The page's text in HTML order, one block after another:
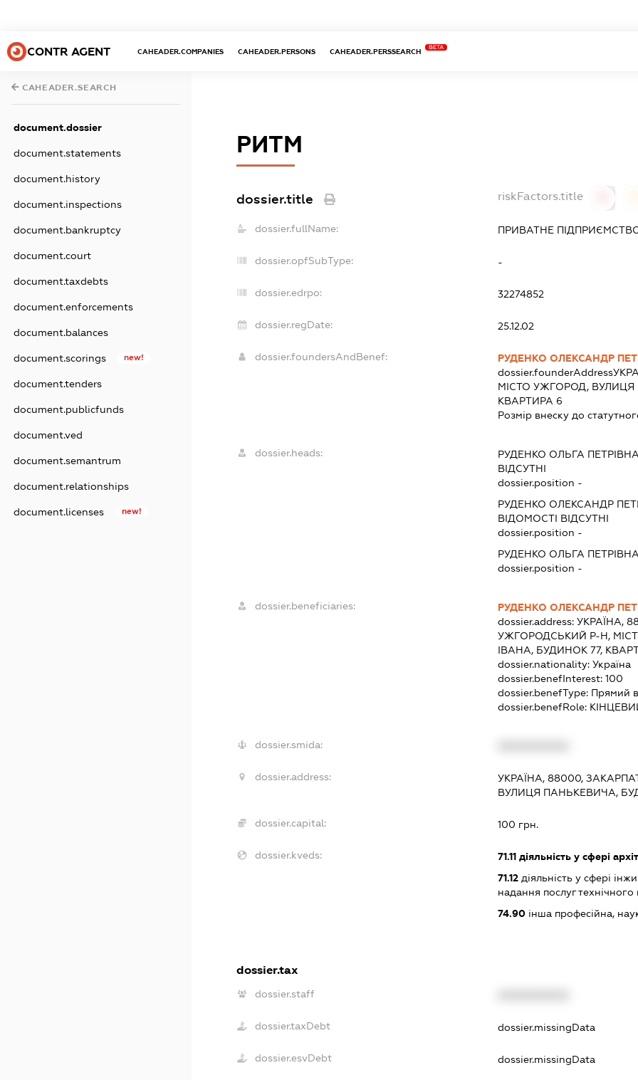
CONTR AGENT CAHEADER.COMPANIES CAHEADER.PERSONS CAHEADER.PERSSEARCH
BETA
CAHEADER.SEARCH
document.dossier
document.statements
document.history
document.inspections
document.bankruptcy
document.court
document.taxdebts
document.enforcements
document.balances
document.scorings new!
document.tenders
document.publicfunds
document.ved
document.semantrum
document.relationships
document.licenses new!
РИТМ
dossier.title riskFactors.title
dossier.fullName: ПРИВАТНЕ
dossier.opfSubType: -
dossier.edrpo: 32274852
dossier.regDate: 25.12.02
dossier.foundersAndBenef:
РУДЕНКО ОЛЕКСАНДР
dossier.founderAddress
МІСТО УЖГОРОД, ВУЛИЦЯ
КВАРТИРА 6
Розмір внеску до
dossier.heads: РУДЕНКО ОЛЬГА ПЕТРІВНА
ВІДСУТНІ
dossier.position -
РУДЕНКО ОЛЕКСАНДР
ВІДОМОСТІ ВІДСУТНІ
dossier.position -
РУДЕНКО ОЛЬГА ПЕТРІВНА
dossier.position -
dossier.beneficiaries:
РУДЕНКО ОЛЕКСАНДР
dossier.address: УКРАЇНА,
УЖГОРОДСЬКИЙ Р-Н,
ІВАНА, БУДИНОК 77,
dossier.nationality: Україна
dossier.benefInterest: 100
dossier.benefType: Прямий
dossier.benefRole:
dossier.smida:
dossier.address:
УКРАЇНА, 88000,
ВУЛИЦЯ ПАНЬКЕВИЧА,
dossier.capital: 100 грн.
dossier.kveds: 71.11діяльність у сфері
71.12діяльність у сфері
надання послуг
74.90інша професійна,
dossier.tax
dossier.staff
dossier.taxDebt dossier.missingData
dossier.esvDebt dossier.missingData